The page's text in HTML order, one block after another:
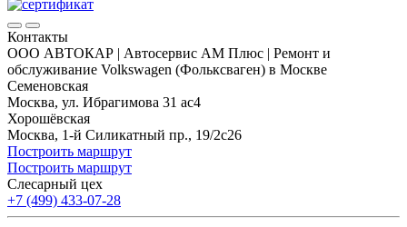
Контакты
ООО АВТОКАР | Автосервис АМ Плюс | Ремонт и
обслуживание Volkswagen (Фольксваген) в Москве
Семеновская
Москва, ул. Ибрагимова 31 ас4
Хорошёвская
Москва, 1-й Силикатный пр., 19/2с26
Построить маршрут
Построить маршрут
Слесарный цех
+7 (499) 433-07-28